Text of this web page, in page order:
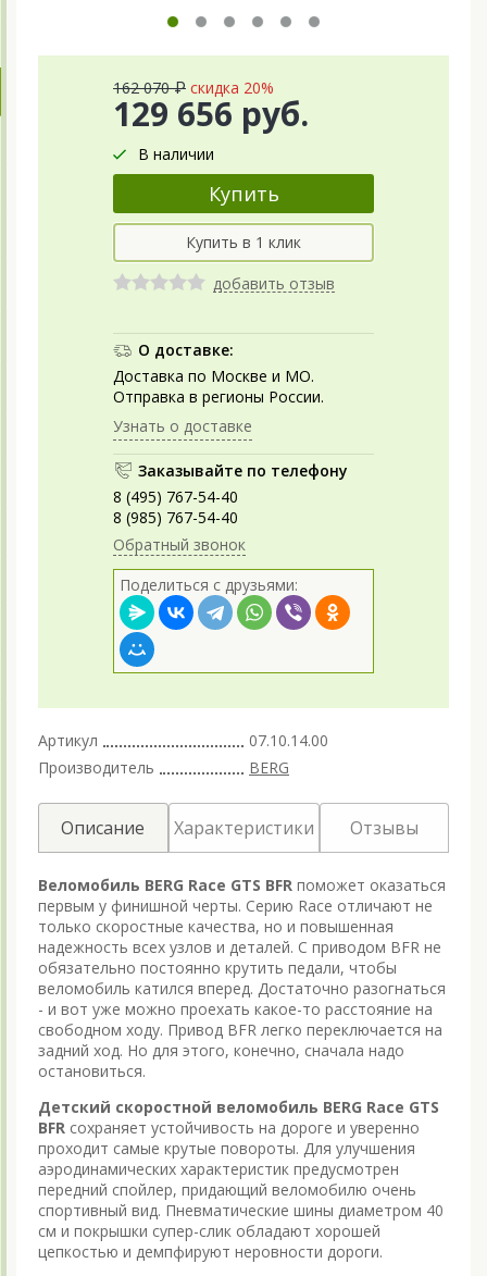
129 656 руб.
162 070 ₽ скидка 20%
В наличии
добавить отзыв
О доставке:
Доставка по Москве и МО.
Отправка в регионы России.
Узнать о доставке
Заказывайте по телефону
8 (495) 767-54-40
8 (985) 767-54-40
Обратный звонок
Поделиться с друзьями:
Артикул
07.10.14.00
Производитель
BERG
Описание Характеристики Отзывы
Веломобиль BERG Race GTS BFR поможет оказаться
первым у финишной черты. Серию Race отличают не
только скоростные качества, но и повышенная
надежность всех узлов и деталей. С приводом BFR не
обязательно постоянно крутить педали, чтобы
веломобиль катился вперед. Достаточно разогнаться
- и вот уже можно проехать какое-то расстояние на
свободном ходу. Привод BFR легко переключается на
задний ход. Но для этого, конечно, сначала надо
остановиться.
Детский скоростной веломобиль BERG Race GTS
BFR сохраняет устойчивость на дороге и уверенно
проходит самые крутые повороты. Для улучшения
аэродинамических характеристик предусмотрен
передний спойлер, придающий веломобилю очень
спортивный вид. Пневматические шины диаметром 40
см и покрышки супер-слик обладают хорошей
цепкостью и демпфируют неровности дороги.